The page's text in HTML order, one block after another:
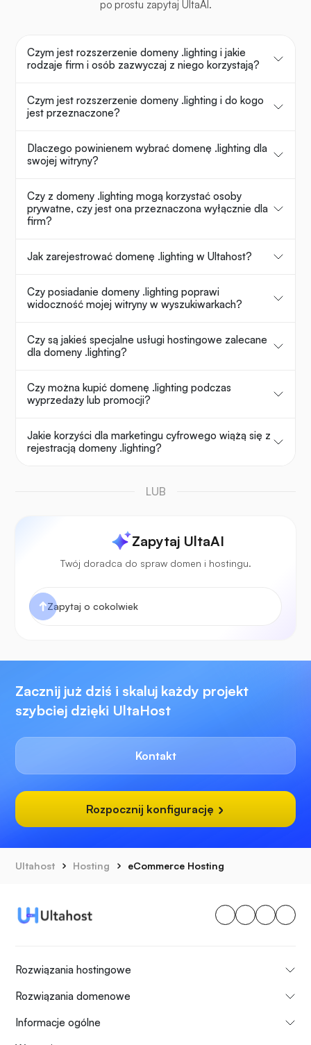
po prostu zapytaj UltaAI.
Czym jest rozszerzenie domeny .lighting i jakie
rodzaje firm i osób zazwyczaj z niego korzystają?
Czym jest rozszerzenie domeny .lighting i do kogo
jest przeznaczone?
Dlaczego powinienem wybrać domenę .lighting dla
swojej witryny?
Czy z domeny .lighting mogą korzystać osoby
prywatne, czy jest ona przeznaczona wyłącznie dla
firm?
Jak zarejestrować domenę .lighting w Ultahost?
Czy posiadanie domeny .lighting poprawi
widoczność mojej witryny w wyszukiwarkach?
Czy są jakieś specjalne usługi hostingowe zalecane
dla domeny .lighting?
Czy można kupić domenę .lighting podczas
wyprzedaży lub promocji?
Jakie korzyści dla marketingu cyfrowego wiążą się z
rejestracją domeny .lighting?
LUB
Zapytaj UltaAI
Twój doradca do spraw domen i hostingu.
Zacznij już dziś i skaluj każdy projekt
szybciej dzięki UltaHost
Kontakt
Rozpocznij konfigurację
Ultahost Hosting eCommerce Hosting
Rozwiązania hostingowe
Rozwiązania domenowe
Informacje ogólne